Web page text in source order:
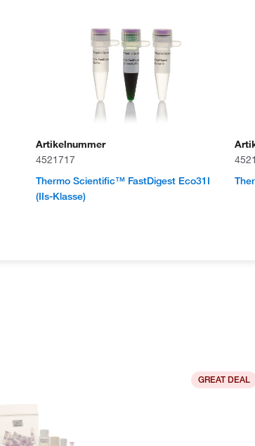
Artikelnummer
4521717
Thermo Scientific™ FastDigest Eco31I
(IIs-Klasse)
GREAT DEAL